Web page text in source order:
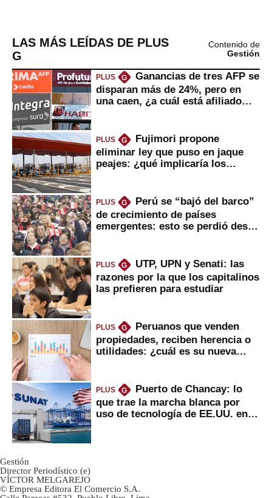
LAS MÁS LEÍDAS DE PLUS
G
Contenido de
Gestión
PLUS G
Ganancias de tres AFP se
disparan más de 24%, pero en
una caen, ¿a cuál está afiliado
PLUS G
Fujimori propone
eliminar ley que puso en jaque
peajes: ¿qué implicaría los
PLUS G
Perú se “bajó del barco”
de crecimiento de países
emergentes: esto se perdió desde
PLUS G
UTP, UPN y Senati: las
razones por la que los capitalinos
las prefieren para estudiar
PLUS G
Peruanos que venden
propiedades, reciben herencia o
utilidades: ¿cuál es su nueva
PLUS G
Puerto de Chancay: lo
que trae la marcha blanca por
uso de tecnología de EE.UU. en
Gestión
Director Periodístico (e)
VÍCTOR MELGAREJO
© Empresa Editora El Comercio S.A.